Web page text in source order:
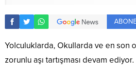
Yolculuklarda, Okullarda ve en son
zorunlu aşı tartışması devam ediyor.